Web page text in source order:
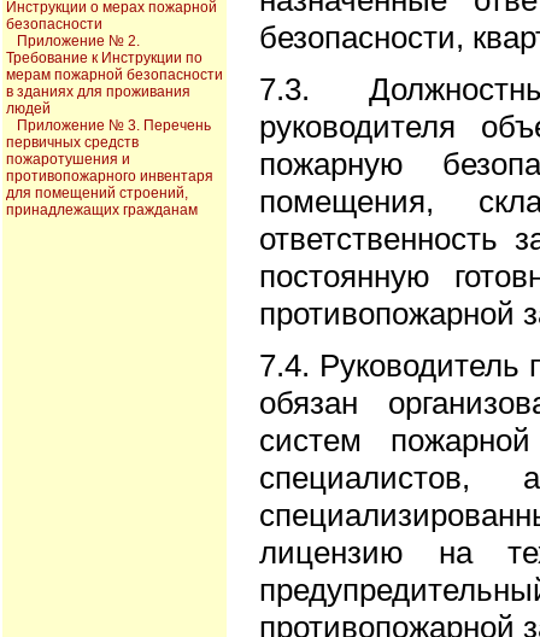
Инструкции о мерах пожарной
безопасности
Приложение № 2.
Требование к Инструкции по
мерам пожарной безопасности
в зданиях для проживания
людей
Приложение № 3. Перечень
первичных средств
пожаротушения и
противопожарного инвентаря
для помещений строений,
принадлежащих гражданам
безопасности,
7.3.
руководителя
пожарную
помещения,
ответственность
постоянную
противопожарной
7.4.
обязан
систем
лицензию на
противопожарной